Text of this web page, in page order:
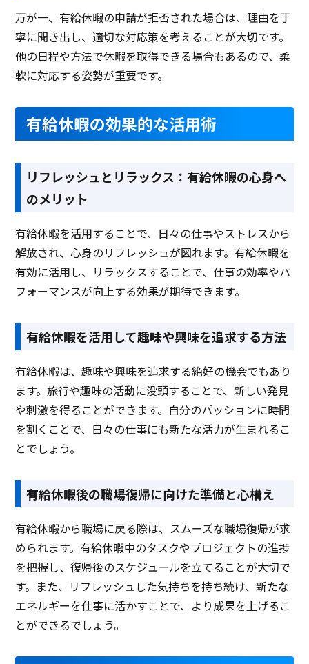
万が一、有給休暇の申請が拒否された場合は、理由を丁
寧に聞き出し、適切な対応策を考えることが大切です。
他の日程や方法で休暇を取得できる場合もあるので、柔
軟に対応する姿勢が重要です。
有給休暇の効果的な活用術
リフレッシュとリラックス：有給休暇の心身へ
のメリット
有給休暇を活用することで、日々の仕事やストレスから
解放され、心身のリフレッシュが図れます。有給休暇を
有効に活用し、リラックスすることで、仕事の効率やパ
フォーマンスが向上する効果が期待できます。
有給休暇を活用して趣味や興味を追求する方法
有給休暇は、趣味や興味を追求する絶好の機会でもあり
ます。旅行や趣味の活動に没頭することで、新しい発見
や刺激を得ることができます。自分のパッションに時間
を割くことで、日々の仕事にも新たな活力が生まれるこ
とでしょう。
有給休暇後の職場復帰に向けた準備と心構え
有給休暇から職場に戻る際は、スムーズな職場復帰が求
められます。有給休暇中のタスクやプロジェクトの進捗
を把握し、復帰後のスケジュールを立てることが大切で
す。また、リフレッシュした気持ちを持ち続け、新たな
エネルギーを仕事に活かすことで、より成果を上げるこ
とができるでしょう。